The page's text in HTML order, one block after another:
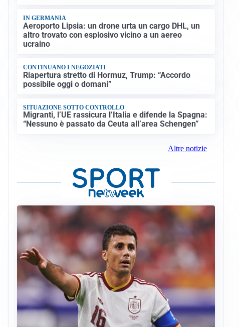
IN GERMANIA
Aeroporto Lipsia: un drone urta un cargo DHL, un
altro trovato con esplosivo vicino a un aereo
ucraino
CONTINUANO I NEGOZIATI
Riapertura stretto di Hormuz, Trump: “Accordo
possibile oggi o domani”
SITUAZIONE SOTTO CONTROLLO
Migranti, l’UE rassicura l’Italia e difende la Spagna:
“Nessuno è passato da Ceuta all’area Schengen”
Altre notizie